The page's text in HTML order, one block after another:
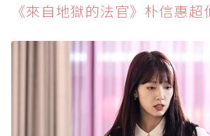
《來自地獄的法官》朴信惠